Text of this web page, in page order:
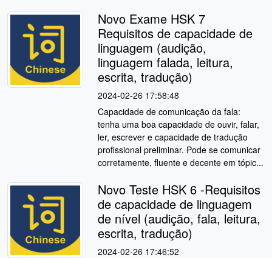
Novo Exame HSK 7
Requisitos de capacidade de
linguagem (audição,
linguagem falada, leitura,
escrita, tradução)
2024-02-26 17:58:48
Capacidade de comunicação da fala:
tenha uma boa capacidade de ouvir, falar,
ler, escrever e capacidade de tradução
profissional preliminar. Pode se comunicar
corretamente, fluente e decente em tópic...
Novo Teste HSK 6 -Requisitos
de capacidade de linguagem
de nível (audição, fala, leitura,
escrita, tradução)
2024-02-26 17:46:52